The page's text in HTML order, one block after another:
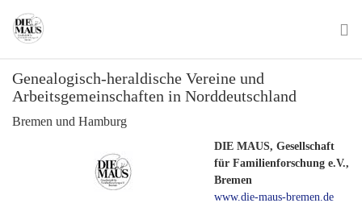
main
Genealogisch-heraldische Vereine und
Arbeitsgemeinschaften in Norddeutschland
Bremen und Hamburg
DIE MAUS, Gesellschaft
für Familienforschung e.V.,
Bremen
www.die-maus-bremen.de